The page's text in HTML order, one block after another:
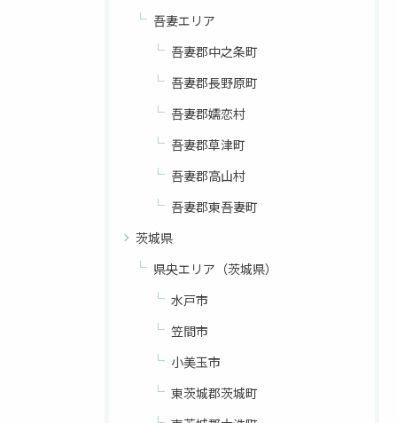
吾妻エリア
吾妻郡中之条町
吾妻郡長野原町
吾妻郡嬬恋村
吾妻郡草津町
吾妻郡高山村
吾妻郡東吾妻町
茨城県
県央エリア（茨城県）
水戸市
笠間市
小美玉市
東茨城郡茨城町